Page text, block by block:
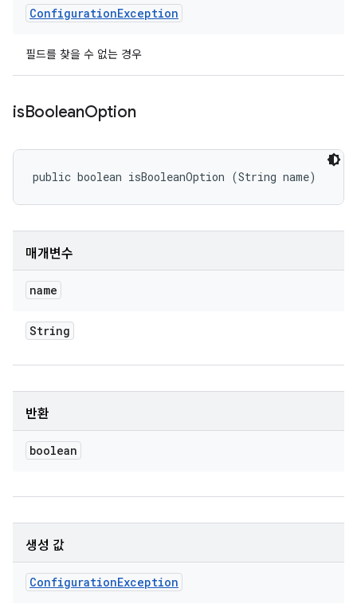
ConfigurationException
필드를 찾을 수 없는 경우
isBooleanOption
public boolean isBooleanOption (String name)
매개변수
name
String
반환
boolean
생성 값
ConfigurationException